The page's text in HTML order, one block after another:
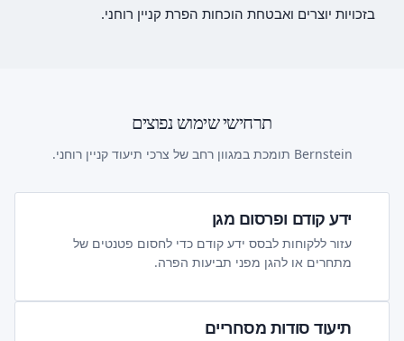
בזכויות יוצרים ואבטחת הוכחות הפרת קניין רוחני.
תרחישי שימוש נפוצים
Bernstein תומכת במגוון רחב של צרכי תיעוד קניין רוחני.
ידע קודם ופרסום מגן
עזור ללקוחות לבסס ידע קודם כדי לחסום פטנטים של
מתחרים או להגן מפני תביעות הפרה.
תיעוד סודות מסחריים